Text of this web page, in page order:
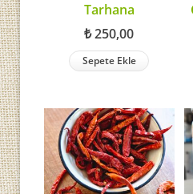
Tarhana
₺250,00
Sepete Ekle